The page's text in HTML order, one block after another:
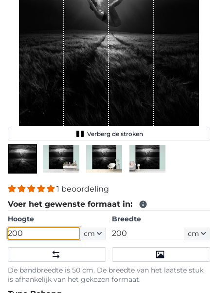
Verberg de stroken
1 beoordeling
Voer het gewenste formaat in:
Hoogte
cm
Breedte
cm
De bandbreedte is 50 cm. De breedte van het laatste stuk
is afhankelijk van het gekozen formaat.